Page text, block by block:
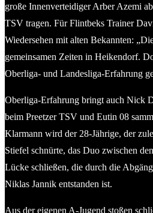
große Innenverteidiger Arber Azemi
TSV tragen. Für Flintbeks Trainer
Wiedersehen mit alten Bekannten:
gemeinsamen Zeiten in Heikendorf.
Oberliga- und Landesliga-Erfahrung
Oberliga-Erfahrung bringt auch Nick
beim Preetzer TSV und Eutin 08
Klarmann wird der 28-Jährige, der
Stiefel schnürte, das Duo zwischen
Lücke schließen, die durch die
Niklas Jannik entstanden ist.
Aus der eigenen A-Jugend stoßen